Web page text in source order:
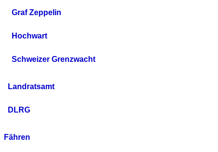
Graf Zeppelin
Hochwart
Schweizer Grenzwacht
Landratsamt
DLRG
Fähren